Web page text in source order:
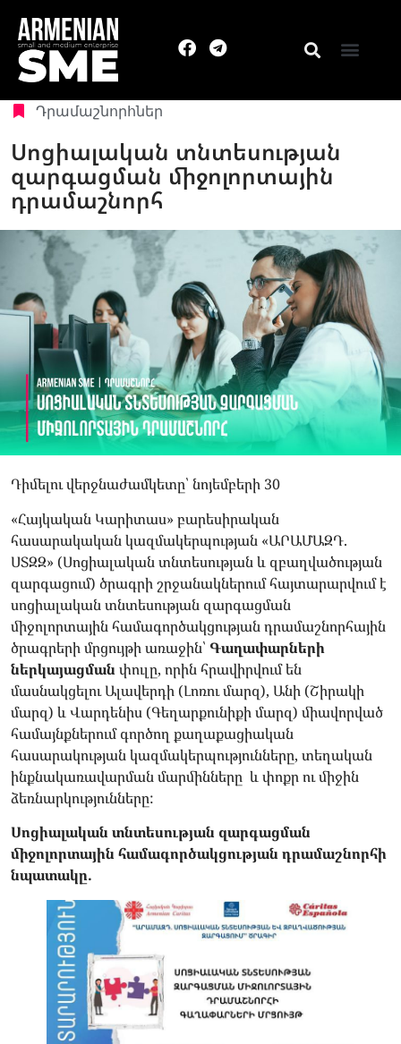
Դրամաշնորհներ
Սոցիալական տնտեսության
զարգացման միջոլորտային
դրամաշնորհ
Դիմելու վերջնաժամկետը՝ նոյեմբերի 30
«Հայկական Կարիտաս» բարեսիրական
հասարակական կազմակերպության «ԱՐԱՄԱԶԴ.
ՍՏԶԶ» (Սոցիալական տնտեսության և զբաղվածության
զարգացում) ծրագրի շրջանակներում հայտարարվում է
սոցիալական տնտեսության զարգացման
միջոլորտային համագործակցության դրամաշնորհային
ծրագրերի մրցույթի առաջին՝ Գաղափարների
ներկայացման փուլը, որին հրավիրվում են
մասնակցելու Ալավերդի (Լոռու մարզ), Անի (Շիրակի
մարզ) և Վարդենիս (Գեղարքունիքի մարզ) միավորված
համայնքներում գործող քաղաքացիական
հասարակության կազմակերպությունները, տեղական
ինքնակառավարման մարմինները և փոքր ու միջին
ձեռնարկությունները:
Սոցիալական տնտեսության զարգացման
միջոլորտային համագործակցության դրամաշնորհի
նպատակը.